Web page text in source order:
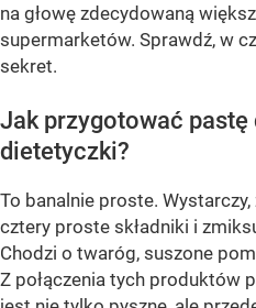
na głowę zdecydowaną
supermarketów. Sprawdź, w
sekret.
Jak przygotować pastę
dietetyczki?
To banalnie proste.
cztery proste składniki i
Chodzi o twaróg, suszone
Z połączenia tych produktów